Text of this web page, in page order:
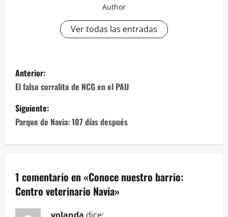
Author
Ver todas las entradas
Navegación
de
entradas
Anterior:
El falso corralito de NCG en el PAU
Siguiente:
Parque de Navia: 107 días después
1 comentario en «Conoce nuestro barrio:
Centro veterinario Navia»